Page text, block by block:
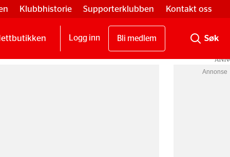
Klubbhistorie Supporterklubben Kontakt oss
Logg inn Bli medlem
Annonse